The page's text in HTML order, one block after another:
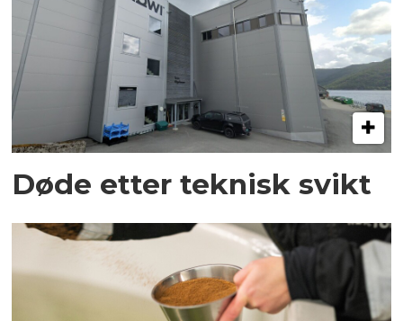
Døde etter teknisk svikt